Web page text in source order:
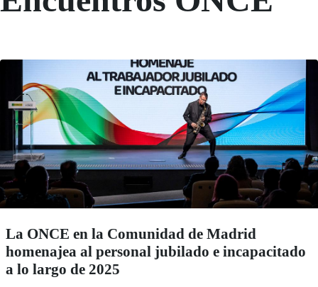
La ONCE en la Comunidad de Madrid
homenajea al personal jubilado e incapacitado
a lo largo de 2025